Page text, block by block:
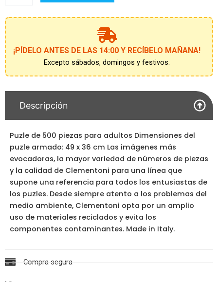
Peace
-
Living
The
Pr
cantidad
¡PÍDELO ANTES DE LAS 14:00 Y RECÍBELO MAÑANA!
Excepto sábados, domingos y festivos.
Descripción
Puzle de 500 piezas para adultos Dimensiones del
puzle armado: 49 x 36 cm Las imágenes más
evocadoras, la mayor variedad de números de piezas
y la calidad de Clementoni para una línea que
supone una referencia para todos los entusiastas de
los puzles. Desde siempre atento a los problemas del
medio ambiente, Clementoni opta por un amplio
uso de materiales reciclados y evita los
componentes contaminantes. Made in Italy.
Compra segura